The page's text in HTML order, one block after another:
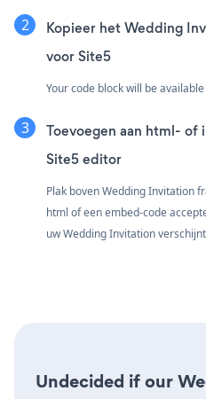
Kopieer het Wedding
voor Site5
Your code block will be
Toevoegen aan html-
Site5 editor
Plak boven Wedding Invitation
html of een embed-code
uw Wedding Invitation
Undecided if our